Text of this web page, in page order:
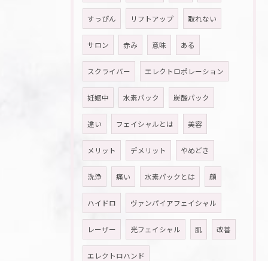
すっぴん リフトアップ 取れない
サロン 赤み 意味 ある
スクライバー エレクトロポレーション
妊娠中 水素パック 炭酸パック
違い フェイシャルとは 美容
メリット デメリット やめどき
洗浄 痛い 水素パックとは 顔
ハイドロ ヴァンパイアフェイシャル
レーザー 光フェイシャル 肌 改善
エレクトロハンド